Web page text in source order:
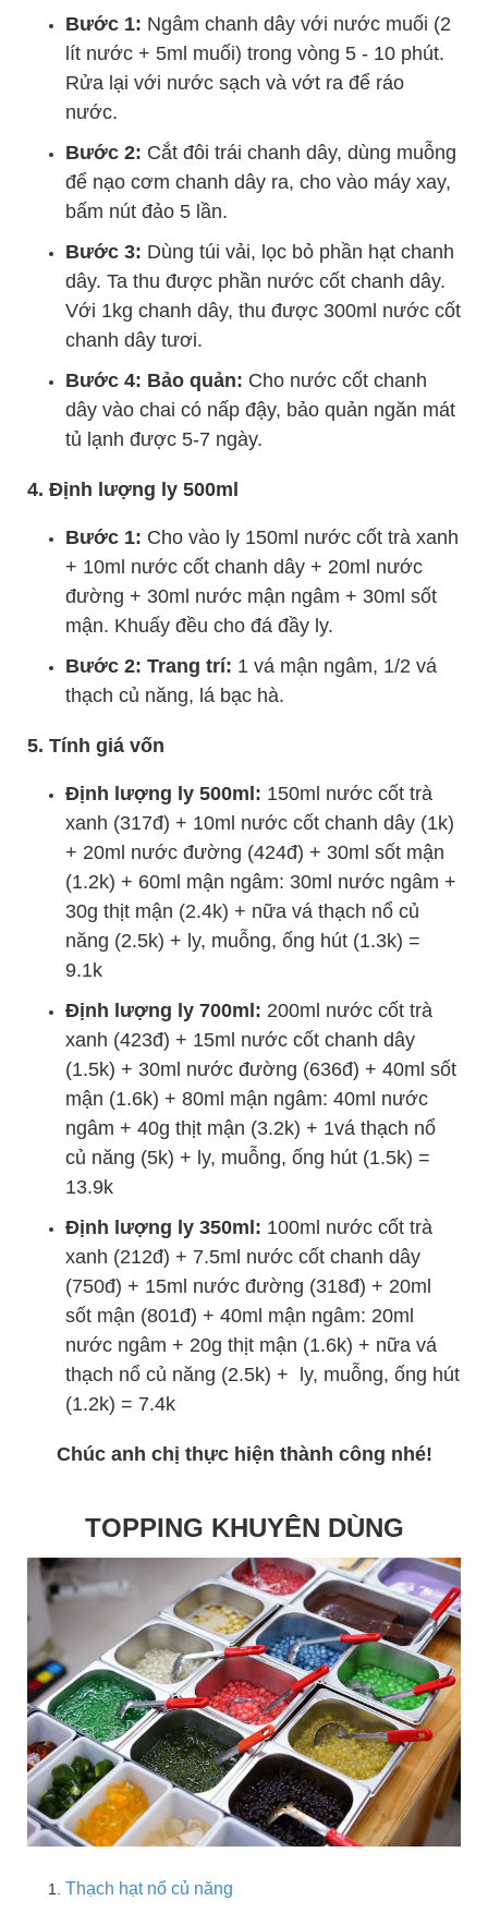
Bước 1: Ngâm chanh dây với nước muối (2
lít nước + 5ml muối) trong vòng 5 - 10 phút.
Rửa lại với nước sạch và vớt ra để ráo
nước.
Bước 2: Cắt đôi trái chanh dây, dùng muỗng
để nạo cơm chanh dây ra, cho vào máy xay,
bấm nút đảo 5 lần.
Bước 3: Dùng túi vải, lọc bỏ phần hạt chanh
dây. Ta thu được phần nước cốt chanh dây.
Với 1kg chanh dây, thu được 300ml nước cốt
chanh dây tươi.
Bước 4: Bảo quản: Cho nước cốt chanh
dây vào chai có nấp đậy, bảo quản ngăn mát
tủ lạnh được 5-7 ngày.
4. Định lượng ly 500ml
Bước 1: Cho vào ly 150ml nước cốt trà xanh
+ 10ml nước cốt chanh dây + 20ml nước
đường + 30ml nước mận ngâm + 30ml sốt
mận. Khuấy đều cho đá đầy ly.
Bước 2: Trang trí: 1 vá mận ngâm, 1/2 vá
thạch củ năng, lá bạc hà.
5. Tính giá vốn
Định lượng ly 500ml: 150ml nước cốt trà
xanh (317đ) + 10ml nước cốt chanh dây (1k)
+ 20ml nước đường (424đ) + 30ml sốt mận
(1.2k) + 60ml mận ngâm: 30ml nước ngâm +
30g thịt mận (2.4k) + nữa vá thạch nổ củ
năng (2.5k) + ly, muỗng, ống hút (1.3k) =
9.1k
Định lượng ly 700ml: 200ml nước cốt trà
xanh (423đ) + 15ml nước cốt chanh dây
(1.5k) + 30ml nước đường (636đ) + 40ml sốt
mận (1.6k) + 80ml mận ngâm: 40ml nước
ngâm + 40g thịt mận (3.2k) + 1vá thạch nổ
củ năng (5k) + ly, muỗng, ống hút (1.5k) =
13.9k
Định lượng ly 350ml: 100ml nước cốt trà
xanh (212đ) + 7.5ml nước cốt chanh dây
(750đ) + 15ml nước đường (318đ) + 20ml
sốt mận (801đ) + 40ml mận ngâm: 20ml
nước ngâm + 20g thịt mận (1.6k) + nữa vá
thạch nổ củ năng (2.5k) + ly, muỗng, ống hút
(1.2k) = 7.4k
Chúc anh chị thực hiện thành công nhé!
TOPPING KHUYÊN DÙNG
Thạch hạt nổ củ năng